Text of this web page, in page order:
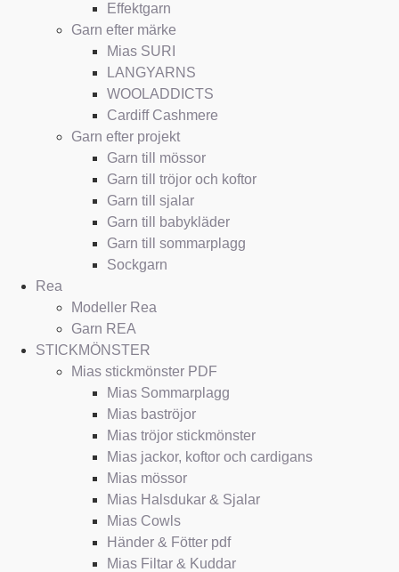
Effektgarn
Garn efter märke
Mias SURI
LANGYARNS
WOOLADDICTS
Cardiff Cashmere
Garn efter projekt
Garn till mössor
Garn till tröjor och koftor
Garn till sjalar
Garn till babykläder
Garn till sommarplagg
Sockgarn
Rea
Modeller Rea
Garn REA
STICKMÖNSTER
Mias stickmönster PDF
Mias Sommarplagg
Mias baströjor
Mias tröjor stickmönster
Mias jackor, koftor och cardigans
Mias mössor
Mias Halsdukar & Sjalar
Mias Cowls
Händer & Fötter pdf
Mias Filtar & Kuddar